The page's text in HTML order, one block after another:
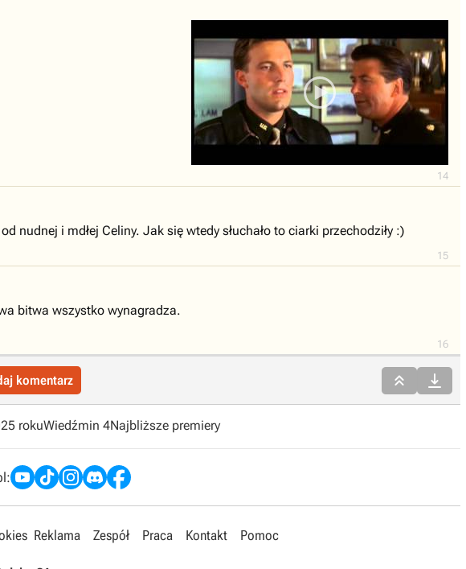
14
15
i mdłej Celiny. Jak się wtedy słuchało to ciarki przechodziły :)
16
bitwa wszystko wynagradza.
komentarz  
rokuWiedźmin 4Najbliższe premiery
Reklama Zespół Praca Kontakt Pomoc